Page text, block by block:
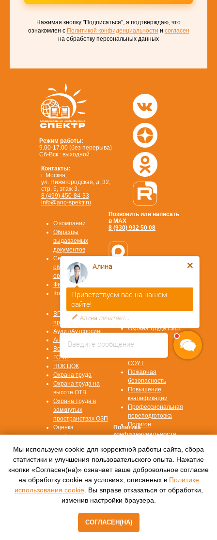
Нажимая кнопку "Подписаться", я подтверждаю, что
ознакомлен с Политикой конфиденциальности и согласен
на обработку персональных данных
Режим работы:
9.00-17.00 (без перерыва)
Сб-Вск.: выходной
Позвонить или написать
в MAX
8 (930) 932 50 08
Контакты:
г. Москва,
ул. Нижегородская, д. 32,
стр. 5, этаж 3.
8 (499) 450-84-33
info@ano-spektr.ru
© 2016—2022, Автономная некоммерческая
организация
дополнительного профессионального
образования
«Международный центр обучения «СПЕКТР»
ОТВЕТЫ НА
Согласие на
обработку данных
Политика
конфиденциальности
ВРМ СОТ
программа
Аудит/Аутсорсинг
Антитеррор
Воинский учет
ГОЧС
НОК ЦОК
Охрана труда
Охрана труда на
высоте ОТВ
Охрана труда в
замкнутых
пространствах ОЗП
Оценка
профессиональных
Охрана труда
Первая помощь
Охрана труда СИЗ
СУОТ
СОУТ
Пожарная
безопасность
Повышение
квалификации
Профессиональная
переподготовка
Полигон
О компании
Образцы
выдаваемых
документов
Сведения об
образовательной
организации
Физ. лицам
Контакты
Мы используем cookie для корректной работы сайта, сбора
статистики и улучшения пользовательского опыта. Нажатие
кнопки «Согласен(на)» означает ваше добровольное согласие
на обработку cookie на условиях, описанных в Политике
использования cookie. Вы вправе отказаться от обработки,
изменив настройки браузера.
СОГЛАСЕН(НА)
Made on Tilda
Введите сообщение
Алина
Приветствуем вас на нашем
сайте!
Алина печатает...